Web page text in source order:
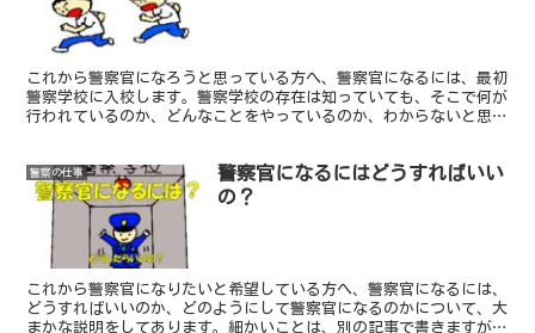
これから警察官になろうと思っている方へ、警察官になるには、最初
警察学校に入校します。警察学校の存在は知っていても、そこで何が
行われているのか、どんなことをやっているのか、わからないと思い
警察の仕事
警察官になるにはどうすればいい
の？
これから警察官になりたいと希望している方へ、警察官になるには、
どうすればいいのか、どのようにして警察官になるのかについて、大
まかな説明をしてあります。細かいことは、別の記事で書きますが、